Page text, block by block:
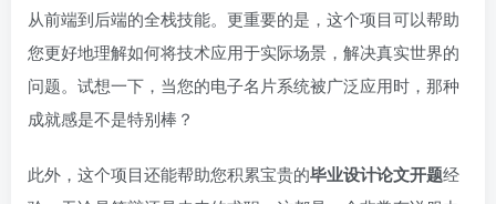
从前端到后端的全栈技能。更重要的是，这个项目可以帮助
您更好地理解如何将技术应用于实际场景，解决真实世界的
问题。试想一下，当您的电子名片系统被广泛应用时，那种
成就感是不是特别棒？
此外，这个项目还能帮助您积累宝贵的毕业设计论文开题经